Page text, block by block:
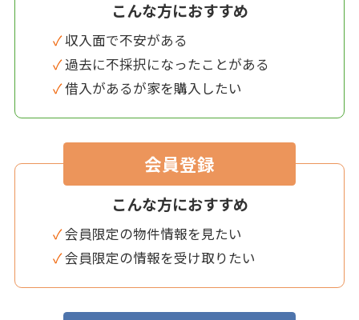
こんな方におすすめ
✓ 収入面で不安がある
✓ 過去に不採択になったことがある
✓ 借入があるが家を購入したい
会員登録
こんな方におすすめ
✓ 会員限定の物件情報を見たい
✓ 会員限定の情報を受け取りたい